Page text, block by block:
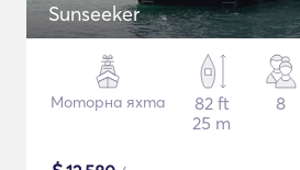
Sunseeker
Моторна яхта
82 ft
25 m
8